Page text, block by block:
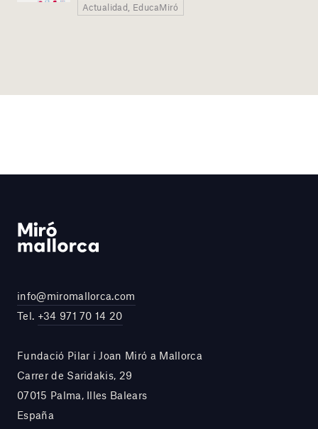
Actualidad, EducaMiró
info@miromallorca.com
Tel. +34 971 70 14 20
Fundació Pilar i Joan Miró a Mallorca
Carrer de Saridakis, 29
07015 Palma, Illes Balears
España